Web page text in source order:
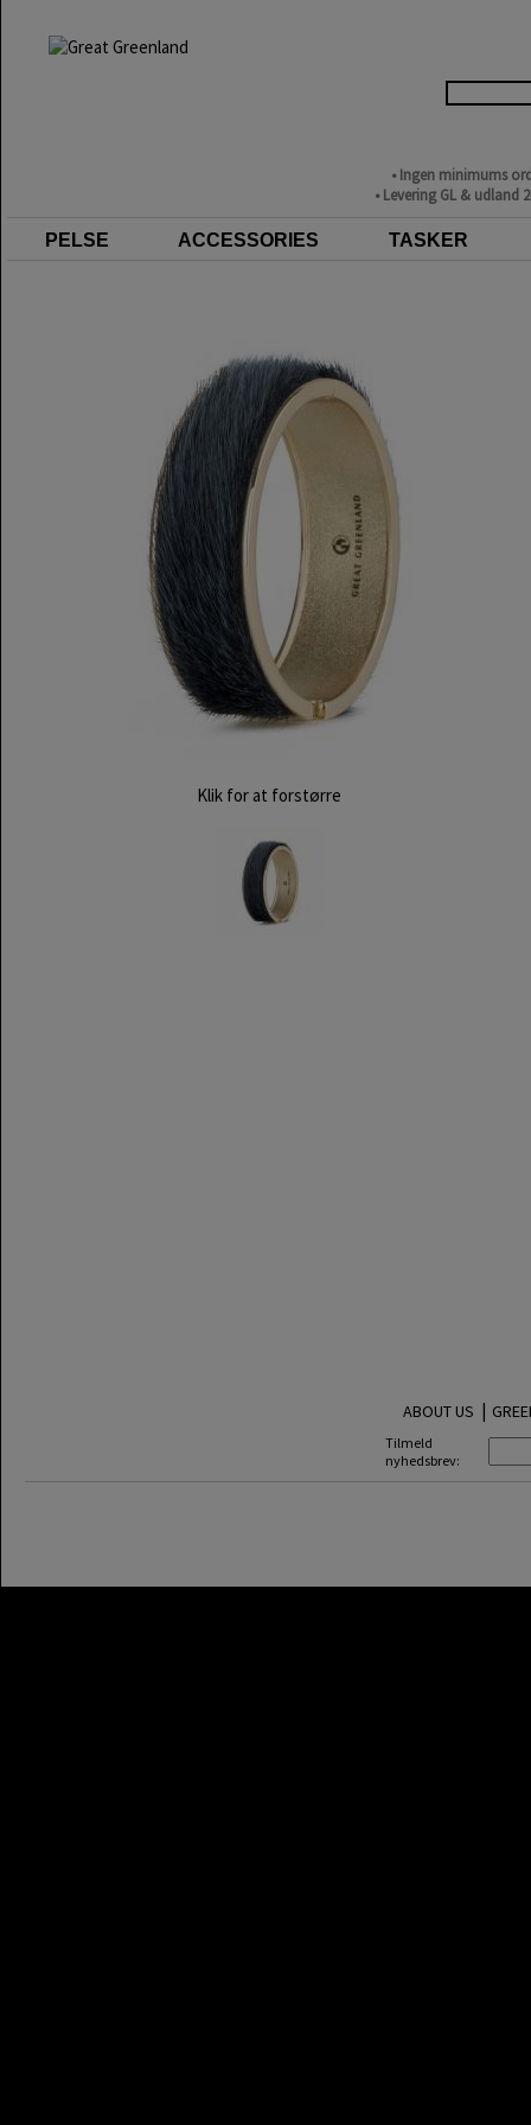
• Ingen minimums
• Levering GL & udland
PELSE ACCESSORIES TASKER
Klik for at forstørre
ABOUT US |
Tilmeld
nyhedsbrev: